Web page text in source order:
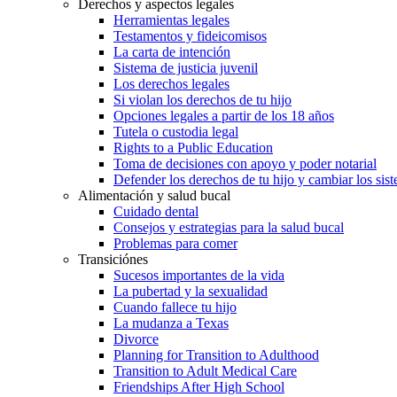
Derechos y aspectos legales
Herramientas legales
Testamentos y fideicomisos
La carta de intención
Sistema de justicia juvenil
Los derechos legales
Si violan los derechos de tu hijo
Opciones legales a partir de los 18 años
Tutela o custodia legal
Rights to a Public Education
Toma de decisiones con apoyo y poder notarial
Defender los derechos de tu hijo y cambiar los
Alimentación y salud bucal
Cuidado dental
Consejos y estrategias para la salud bucal
Problemas para comer
Transiciónes
Sucesos importantes de la vida
La pubertad y la sexualidad
Cuando fallece tu hijo
La mudanza a Texas
Divorce
Planning for Transition to Adulthood
Transition to Adult Medical Care
Friendships After High School